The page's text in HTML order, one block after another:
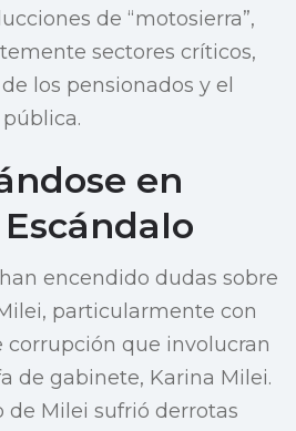
de “motosierra”,
sectores críticos,
los pensionados y el
en
encendido dudas sobre
particularmente con
corrupción que involucran
de gabinete, Karina Milei.
de Milei sufrió derrotas